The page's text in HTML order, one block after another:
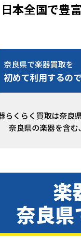
日本全国で豊
奈良県で楽器買取を
初めて利用するの
らくらく買取は奈良
奈良県の楽器を含む
楽
奈良県